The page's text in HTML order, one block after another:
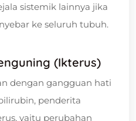
sistemik lainnya jika
ke seluruh tubuh.
(Ikterus)
dengan gangguan hati
penderita
yaitu perubahan